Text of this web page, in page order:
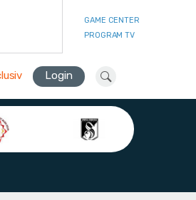
GAME CENTER
PROGRAM TV
Login